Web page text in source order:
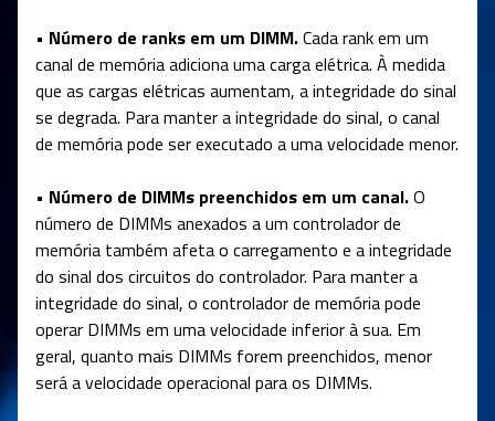
• Número de ranks em um DIMM.Cada rank em um
canal de memória adiciona uma carga elétrica. À medida
que as cargas elétricas aumentam, a integridade do sinal
se degrada. Para manter a integridade do sinal, o canal
de memória pode ser executado a uma velocidade menor.
• Número de DIMMs preenchidos em um canal.O
número de DIMMs anexados a um controlador de
memória também afeta o carregamento e a integridade
do sinal dos circuitos do controlador. Para manter a
integridade do sinal, o controlador de memória pode
operar DIMMs em uma velocidade inferior à sua. Em
geral, quanto mais DIMMs forem preenchidos, menor
será a velocidade operacional para os DIMMs.